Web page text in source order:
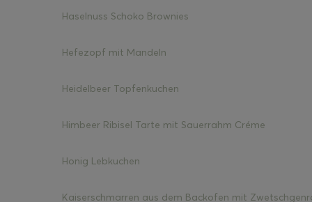
Haselnuss Schoko Brownies
Hefezopf mit Mandeln
Heidelbeer Topfenkuchen
Himbeer Ribisel Tarte mit Sauerrahm Créme
Honig Lebkuchen
Kaiserschmarren aus dem Backofen mit